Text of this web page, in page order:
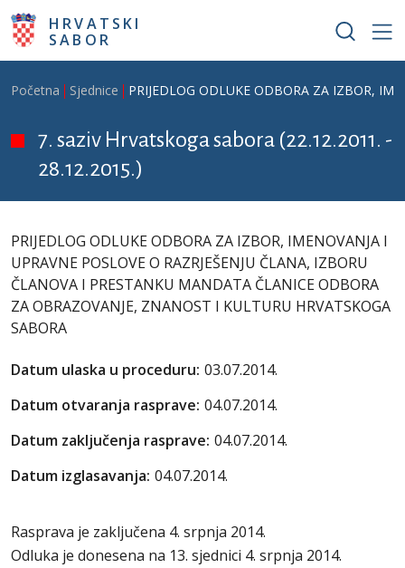
Skoči na glavni sadržaj
HRVATSKI
SABOR
Breadcrumb
Početna Sjednice PRIJEDLOG ODLUKE ODBORA ZA IZBOR,
7. saziv Hrvatskoga sabora (22.12.2011. -
28.12.2015.)
PRIJEDLOG ODLUKE ODBORA ZA IZBOR, IMENOVANJA I
UPRAVNE POSLOVE O RAZRJEŠENJU ČLANA, IZBORU
ČLANOVA I PRESTANKU MANDATA ČLANICE ODBORA
ZA OBRAZOVANJE, ZNANOST I KULTURU HRVATSKOGA
SABORA
Datum ulaska u proceduru: 03.07.2014.
Datum otvaranja rasprave: 04.07.2014.
Datum zaključenja rasprave: 04.07.2014.
Datum izglasavanja: 04.07.2014.
Rasprava je zaključena 4. srpnja 2014.
Odluka je donesena na 13. sjednici 4. srpnja 2014.